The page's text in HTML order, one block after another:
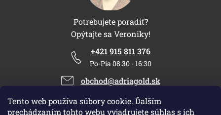
Tento web používa súbory cookie. Ďalším
prechádzaním tohto webu vyjadrujete súhlas s ich
Potrebujete poradiť?
Opýtajte sa Veroniky!
+421 915 811 376
Po-Pia 08:30 - 16:30
obchod@adriagold.sk